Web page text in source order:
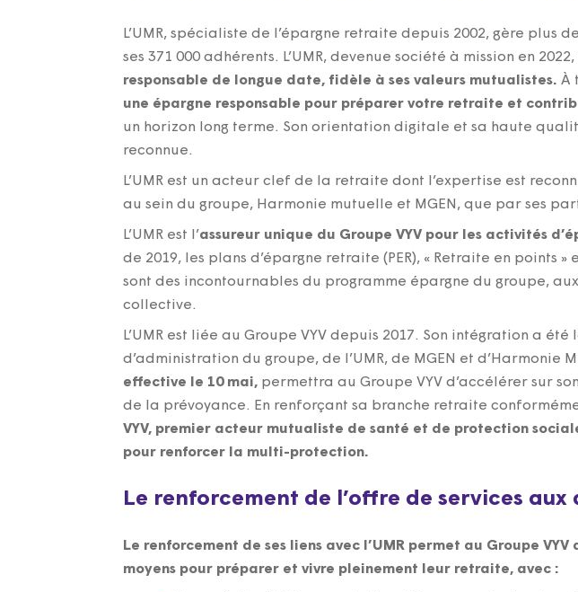
L’UMR, spécialiste de l’épargne retraite depuis 2002, gère plus
ses 371 000 adhérents. L’UMR, devenue société à mission en
responsable de longue date, fidèle à ses valeurs mutualistes. À
une épargne responsable pour préparer votre retraite et
un horizon long terme. Son orientation digitale et sa haute
reconnue.
L’UMR est un acteur clef de la retraite dont l’expertise est
au sein du groupe, Harmonie mutuelle et MGEN, que par ses
L’UMR est l’assureur unique du Groupe VYV pour les activités
de 2019, les plans d’épargne retraite (PER), « Retraite en points
sont des incontournables du programme épargne du groupe,
collective.
L’UMR est liée au Groupe VYV depuis 2017. Son intégration a
d’administration du groupe, de l’UMR, de MGEN et d’Harmonie
effective le 10 mai, permettra au Groupe VYV d’accélérer sur
de la prévoyance. En renforçant sa branche retraite
VYV, premier acteur mutualiste de santé et de protection
pour renforcer la multi-protection.
Le renforcement de l’offre de services aux
Le renforcement de ses liens avec l’UMR permet au Groupe
moyens pour préparer et vivre pleinement leur retraite, avec :